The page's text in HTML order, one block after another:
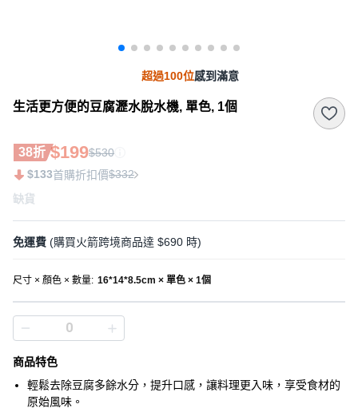
超過100位感到滿意
生活更方便的豆腐瀝水脫水機, 單色, 1個
38折 $199$530
$133首購折扣價$332
缺貨
免運費 (購買火箭跨境商品達 $690 時)
尺寸 × 顏色 × 數量: 16*14*8.5cm × 單色 × 1個
商品特色
輕鬆去除豆腐多餘水分，提升口感，讓料理更入味，享受食材的
原始風味。